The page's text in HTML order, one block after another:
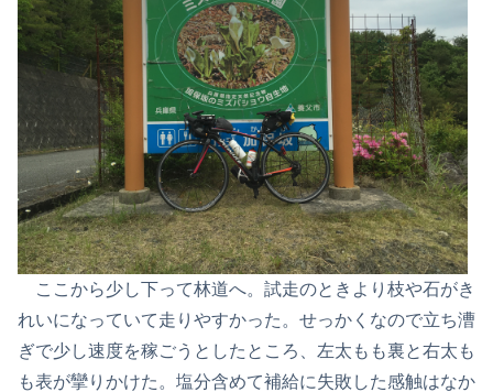
ここから少し下って林道へ。試走のときより枝や石がき
れいになっていて走りやすかった。せっかくなので立ち漕
ぎで少し速度を稼ごうとしたところ、左太もも裏と右太も
も表が攣りかけた。塩分含めて補給に失敗した感触はなか